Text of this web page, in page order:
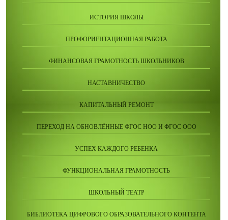
ИСТОРИЯ ШКОЛЫ
ПРОФОРИЕНТАЦИОННАЯ РАБОТА
ФИНАНСОВАЯ ГРАМОТНОСТЬ ШКОЛЬНИКОВ
НАСТАВНИЧЕСТВО
КАПИТАЛЬНЫЙ РЕМОНТ
ПЕРЕХОД НА ОБНОВЛЁННЫЕ ФГОС НОО И ФГОС ООО
УСПЕХ КАЖДОГО РЕБЕНКА
ФУНКЦИОНАЛЬНАЯ ГРАМОТНОСТЬ
ШКОЛЬНЫЙ ТЕАТР
БИБЛИОТЕКА ЦИФРОВОГО ОБРАЗОВАТЕЛЬНОГО КОНТЕНТА